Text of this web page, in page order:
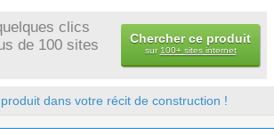
clics
de 100 sites
Chercher ce produit
sur 100+ sites internet
dans votre récit de construction !